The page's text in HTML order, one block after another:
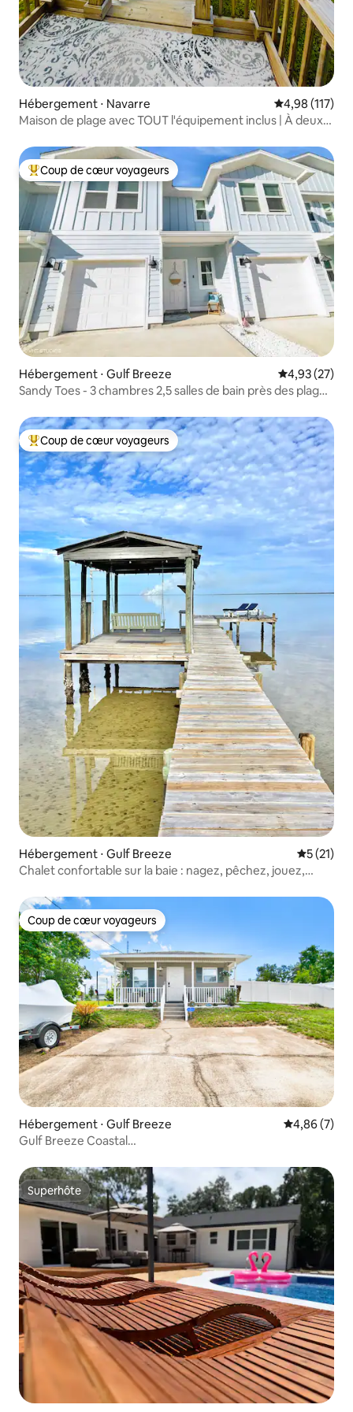
Hébergement ⋅ Navarre Évaluation
4,98 (117)
Maison de plage avec TOUT l'équipement inclus | À deux
Coups de cœur voyageurs les plus appréciés
Coup de cœur voyageurs
Hébergement ⋅ Gulf Breeze Évaluation
4,93 (27)
Sandy Toes - 3 chambres 2,5 salles de bain près des plages
Coups de cœur voyageurs les plus appréciés
Coup de cœur voyageurs
Hébergement ⋅ Gulf Breeze
5 (21)
Chalet confortable sur la baie : nagez, pêchez, jouez,
Coup de cœur voyageurs
Coup de cœur voyageurs
Hébergement ⋅ Gulf Breeze Évaluation
4,86 (7)
Gulf Breeze Coastal
Superhôte
Superhôte